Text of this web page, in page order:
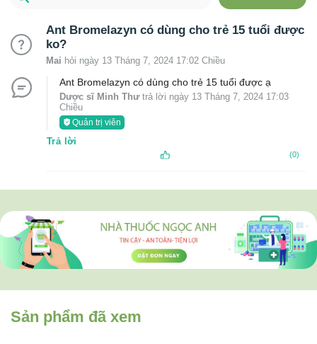
Ant Bromelazyn có dùng cho trẻ 15 tuổi được
ko?
Mai hỏi ngày 13 Tháng 7, 2024 17:02 Chiều
Ant Bromelazyn có dùng cho trẻ 15 tuổi được ạ
Dược sĩ Minh Thưtrả lời ngày 13 Tháng 7, 2024 17:03
Chiều
Quản trị viên
Trả lời
(0)
Sản phẩm đã xem